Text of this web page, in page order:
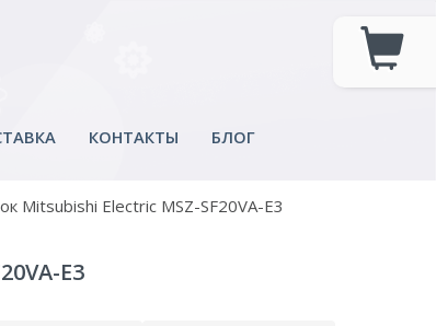
КОНТАКТЫ БЛОГ
Mitsubishi Electric MSZ-SF20VA-E3
E3